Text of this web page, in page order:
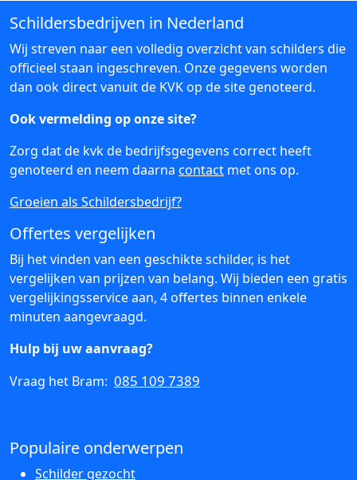
Schildersbedrijven in Nederland
Wij streven naar een volledig overzicht van schilders die
officieel staan ingeschreven. Onze gegevens worden
dan ook direct vanuit de KVK op de site genoteerd.
Ook vermelding op onze site?
Zorg dat de kvk de bedrijfsgegevens correct heeft
genoteerd en neem daarna contact met ons op.
Groeien als Schildersbedrijf?
Offertes vergelijken
Bij het vinden van een geschikte schilder, is het
vergelijken van prijzen van belang. Wij bieden een gratis
vergelijkingsservice aan, 4 offertes binnen enkele
minuten aangevraagd.
Hulp bij uw aanvraag?
Vraag het Bram: 085 109 7389
Populaire onderwerpen
Schilder gezocht